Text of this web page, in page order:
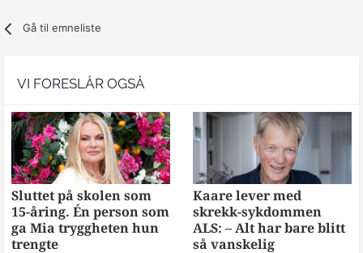
Gå til emneliste
VI FORESLÅR OGSÅ
Sluttet på skolen som
15-åring. Én person som
ga Mia tryggheten hun
trengte
Kaare lever med
skrekk-sykdommen
ALS: – Alt har bare blitt
så vanskelig